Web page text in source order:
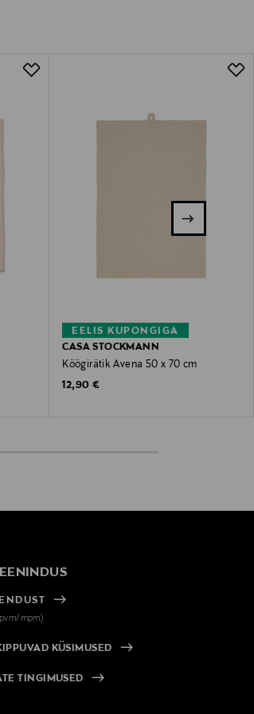
EELIS KUPONGIGA
CASA STOCKMANN
Köögirätik Avena 50 x 70 cm
Original Price
12,90 €
mpm)
KÜSIMUSED
TINGIMUSED